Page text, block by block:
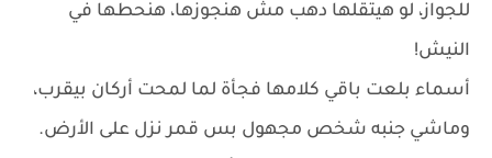
للجواز، لو هيتقلها دهب مش هنجوزها، هنحطها في
النيش!
أسماء بلعت باقي كلامها فجأة لما لمحت أركان بيقرب،
وماشي جنبه شخص مجهول بس قمر نزل على الأرض.